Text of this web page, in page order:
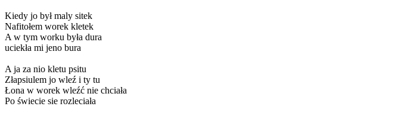
Kiedy jo był maly sitek
Nafitołem worek kletek
A w tym worku była dura
uciekła mi jeno bura
A ja za nio kletu psitu
Złapsiulem jo wleź i ty tu
Łona w worek wleźć nie chciała
Po świecie sie rozleciała